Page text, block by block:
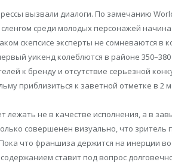
вызвали диалоги. По замечанию
среди молодых персонажей
скепсисе эксперты не сомневаются в
уикенд колеблются в районе
к бренду и отсутствие серьезной
приблизиться к заветной отметке в 2
лежать не в качестве исполнения, а в
совершенен визуально, что зритель
что франшиза держится на инерции
ставит под вопрос